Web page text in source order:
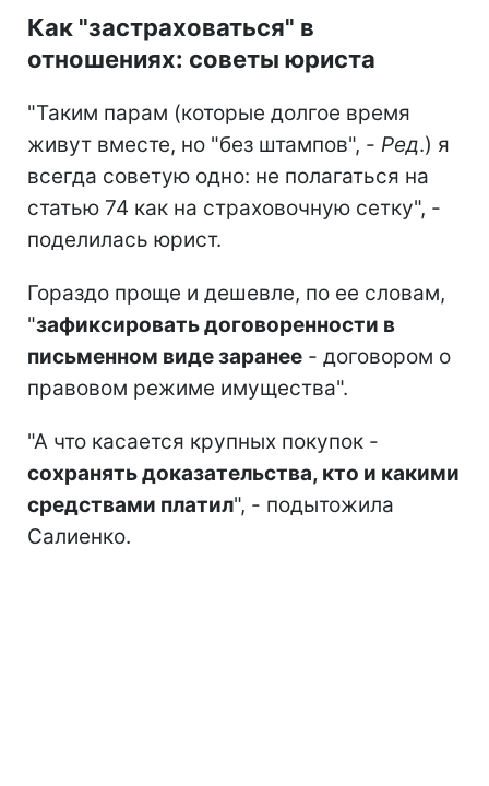
Как "застраховаться" в
отношениях: советы юриста
"Таким парам (которые долгое время
живут вместе, но "без штампов", - Ред.) я
всегда советую одно: не полагаться на
статью 74 как на страховочную сетку", -
поделилась юрист.
Гораздо проще и дешевле, по ее словам,
"зафиксировать договоренности в
письменном виде заранее - договором о
правовом режиме имущества".
"А что касается крупных покупок -
сохранять доказательства, кто и какими
средствами платил", - подытожила
Салиенко.